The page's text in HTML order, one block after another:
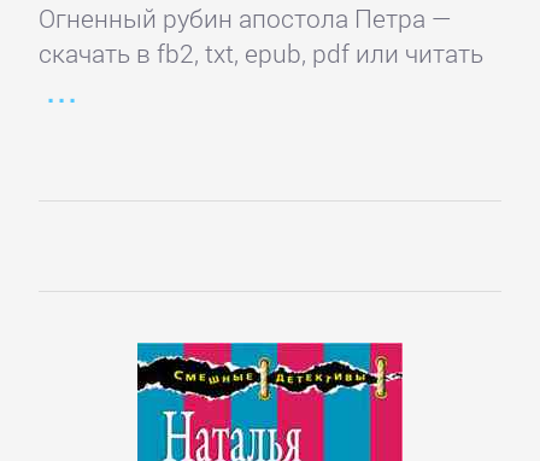
Огненный рубин апостола Петра —
скачать в fb2, txt, epub, pdf или читать
и
животные
Огород
Самосовершенствование